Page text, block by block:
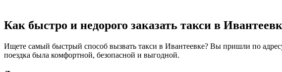
Как быстро и недорого заказать такси в
Ищете самый быстрый способ вызвать такси в Ивантеевке? Вы пришли по
поездка была комфортной, безопасной и выгодной.